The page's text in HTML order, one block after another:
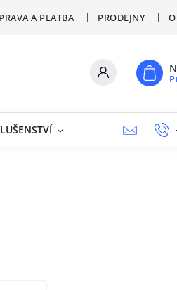
A PLATBA PRODEJNY
VÝPRODEJ